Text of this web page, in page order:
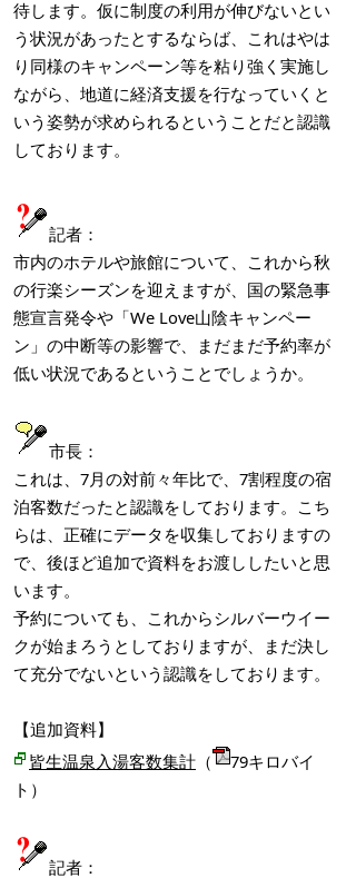
待します。仮に制度の利用が伸びないとい
う状況があったとするならば、これはやは
り同様のキャンペーン等を粘り強く実施し
ながら、地道に経済支援を行なっていくと
いう姿勢が求められるということだと認識
しております。
記者：
市内のホテルや旅館について、これから秋
の行楽シーズンを迎えますが、国の緊急事
態宣言発令や「We Love山陰キャンペー
ン」の中断等の影響で、まだまだ予約率が
低い状況であるということでしょうか。
市長：
これは、7月の対前々年比で、7割程度の宿
泊客数だったと認識をしております。こち
らは、正確にデータを収集しておりますの
で、後ほど追加で資料をお渡ししたいと思
います。
予約についても、これからシルバーウイー
クが始まろうとしておりますが、まだ決し
て充分でないという認識をしております。
【追加資料】
皆生温泉入湯客数集計 （
79キロバイ
ト）
記者：